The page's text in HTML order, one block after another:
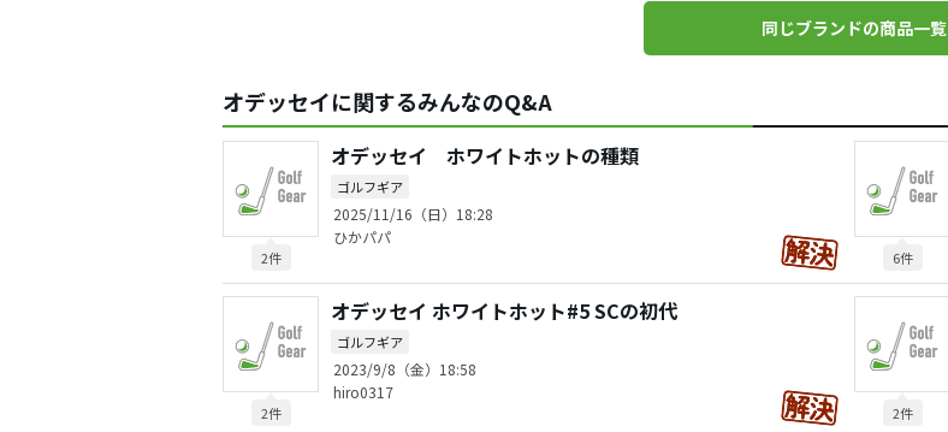
同じブランドの商品一覧
オデッセイに関するみんなのQ&A
2件
オデッセイ ホワイトホットの種類
ゴルフギア
2025/11/16（日）18:28
ひかパパ
6件
2件
オデッセイ ホワイトホット#5 SCの初代
ゴルフギア
2023/9/8（金）18:58
hiro0317
2件